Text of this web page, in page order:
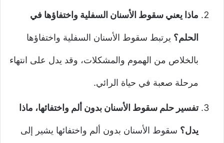
ماذا يعني سقوط الأسنان السفلية واختفاؤها في
الحلم؟ يرتبط سقوط الأسنان السفلية واختفاؤها
بالخلاص من الهموم والمشكلات، وقد يدل على انتهاء
مرحلة صعبة في حياة الرائي.
تفسير حلم سقوط الأسنان بدون ألم واختفائها، ماذا
يدل؟ سقوط الأسنان بدون ألم واختفائها يشير إلى